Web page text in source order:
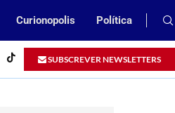
Curionopolis Política
Prefeitura de Parauapebas abrirá
SUBSCREVER NEWSLETTERS